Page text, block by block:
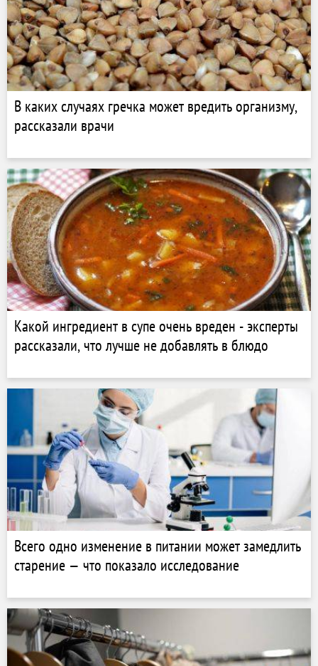
В каких случаях гречка может вредить организму,
рассказали врачи
Какой ингредиент в супе очень вреден - эксперты
рассказали, что лучше не добавлять в блюдо
Всего одно изменение в питании может замедлить
старение — что показало исследование